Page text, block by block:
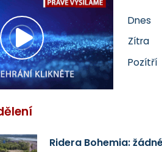
Přehrát
video
Dnes
Zítra
Pozítří
Ridera Bohemia: